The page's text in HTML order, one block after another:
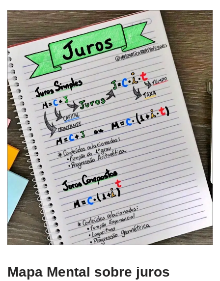
Mapa Mental sobre juros